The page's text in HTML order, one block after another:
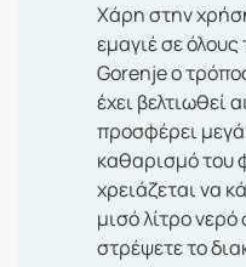
Χάρη στην
εμαγιέ σε
Gorenje o
έχει βελτιωθεί
προσφέρει
καθαρισμό του
χρειάζεται να
μισό λίτρο νερό
στρέψετε το